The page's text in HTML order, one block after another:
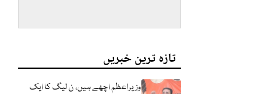
تازہ ترین خبریں
وزیراعظم اچھے ہیں، ن لیگ کا ایک